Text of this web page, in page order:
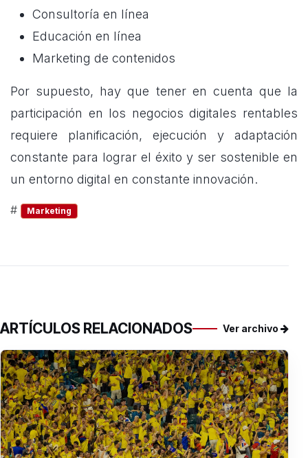
Consultoría en línea
Educación en línea
Marketing de contenidos
Por supuesto, hay que tener en cuenta que la
participación en los negocios digitales rentables
requiere planificación, ejecución y adaptación
constante para lograr el éxito y ser sostenible en
un entorno digital en constante innovación.
# Marketing
ARTÍCULOS RELACIONADOS Ver archivo